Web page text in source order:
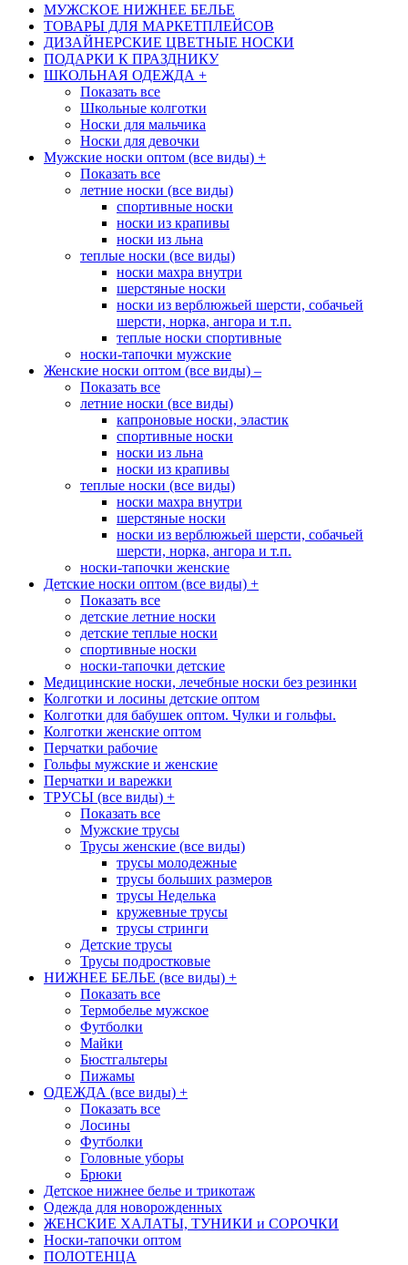
МУЖСКОЕ НИЖНЕЕ БЕЛЬЕ
ТОВАРЫ ДЛЯ МАРКЕТПЛЕЙСОВ
ДИЗАЙНЕРСКИЕ ЦВЕТНЫЕ НОСКИ
ПОДАРКИ К ПРАЗДНИКУ
ШКОЛЬНАЯ ОДЕЖДА +
Показать все
Школьные колготки
Носки для мальчика
Носки для девочки
Мужские носки оптом (все виды) +
Показать все
летние носки (все виды)
спортивные носки
носки из крапивы
носки из льна
теплые носки (все виды)
носки махра внутри
шерстяные носки
носки из верблюжьей шерсти, собачьей
шерсти, норка, ангора и т.п.
теплые носки спортивные
носки-тапочки мужские
Женские носки оптом (все виды) –
Показать все
летние носки (все виды)
капроновые носки, эластик
спортивные носки
носки из льна
носки из крапивы
теплые носки (все виды)
носки махра внутри
шерстяные носки
носки из верблюжьей шерсти, собачьей
шерсти, норка, ангора и т.п.
носки-тапочки женские
Детские носки оптом (все виды) +
Показать все
детские летние носки
детские теплые носки
спортивные носки
носки-тапочки детские
Медицинские носки, лечебные носки без резинки
Колготки и лосины детские оптом
Колготки для бабушек оптом. Чулки и гольфы.
Колготки женские оптом
Перчатки рабочие
Гольфы мужские и женские
Перчатки и варежки
ТРУСЫ (все виды) +
Показать все
Мужские трусы
Трусы женские (все виды)
трусы молодежные
трусы больших размеров
трусы Неделька
кружевные трусы
трусы стринги
Детские трусы
Трусы подростковые
НИЖНЕЕ БЕЛЬЕ (все виды) +
Показать все
Термобелье мужское
Футболки
Майки
Бюстгальтеры
Пижамы
ОДЕЖДА (все виды) +
Показать все
Лосины
Футболки
Головные уборы
Брюки
Детское нижнее белье и трикотаж
Одежда для новорожденных
ЖЕНСКИЕ ХАЛАТЫ, ТУНИКИ и СОРОЧКИ
Носки-тапочки оптом
ПОЛОТЕНЦА